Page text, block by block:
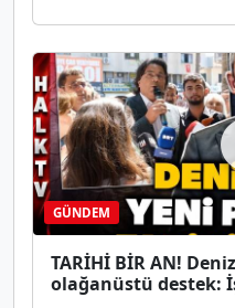
GÜNDEM
TARİHİ BİR AN!
olağanüstü destek: